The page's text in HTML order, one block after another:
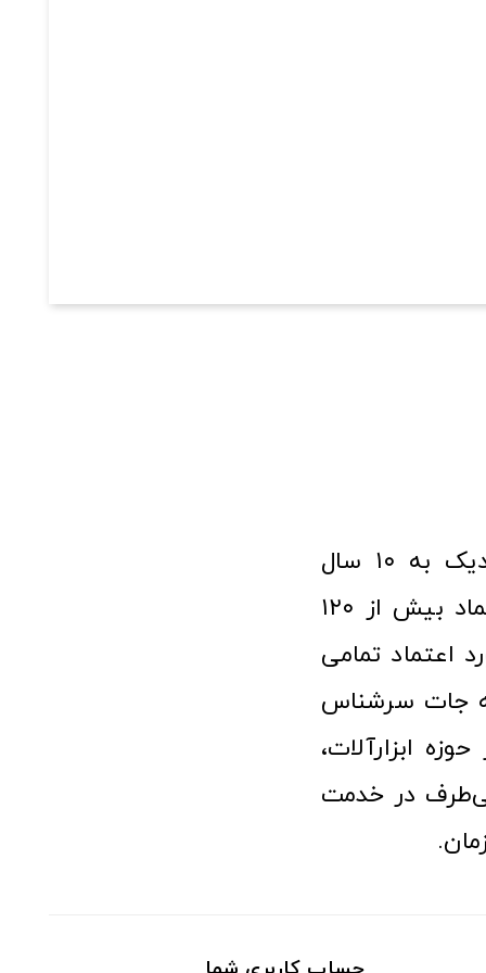
فروشگاه آنلاین ابزار و تجهیزات صنعتی کولیس با افتخار نزدیک به ۱۰ سال
فعالیت در عرصه ابزارآلات و کالاهای صنعتی توانسته مورد اعتماد بیش از ۱۲۰
اعتماد تمامی
جات سرشناس
ابزارآلات،
در خدمت